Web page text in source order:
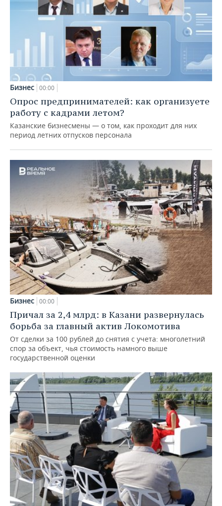
Бизнес 00:00
Опрос предпринимателей: как организуете
работу с кадрами летом?
Казанские бизнесмены — о том, как проходит для них
период летних отпусков персонала
Бизнес 00:00
Причал за 2,4 млрд: в Казани развернулась
борьба за главный актив Локомотива
От сделки за 100 рублей до снятия с учета: многолетний
спор за объект, чья стоимость намного выше
государственной оценки